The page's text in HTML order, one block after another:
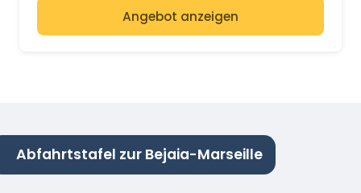
Angebot anzeigen
Abfahrtstafel zur Bejaia-Marseille